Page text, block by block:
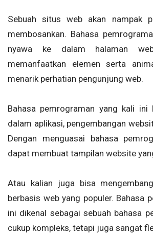
Sebuah situs web akan nampak
membosankan. Bahasa
nyawa ke dalam halaman
memanfaatkan elemen serta
menarik perhatian pengunjung web.
Bahasa pemrograman yang kali ini
dalam aplikasi, pengembangan
Dengan menguasai bahasa
dapat membuat tampilan website
Atau kalian juga bisa
berbasis web yang populer. Bahasa
ini dikenal sebagai sebuah bahasa
cukup kompleks, tetapi juga sangat